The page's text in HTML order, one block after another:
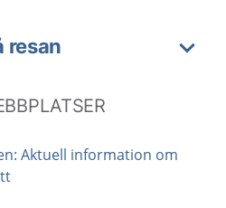
resan
Aktuell information om